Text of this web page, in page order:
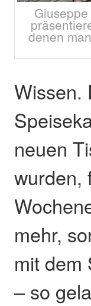
denen
Wissen.
neuen
wurden,
mehr,
mit dem
– so